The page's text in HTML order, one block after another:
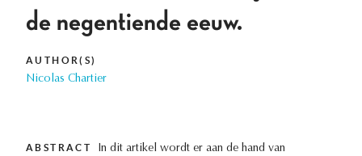
de negentiende eeuw.
AUTHOR(S)
Nicolas Chartier
ABSTRACT
In dit artikel wordt er aan de hand van